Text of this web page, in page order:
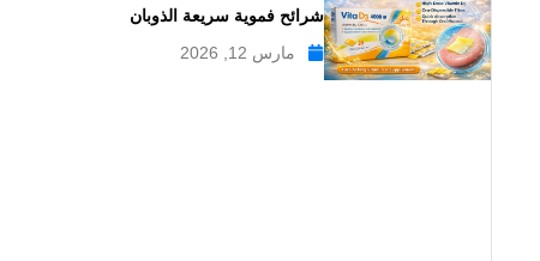
شرائح فموية سريعة الذوبان
مارس 12, 2026